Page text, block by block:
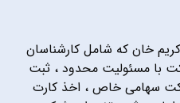
خان که شامل کارشناسان
با مسئولیت محدود ، ثبت
سهامی خاص ، اخذ کارت